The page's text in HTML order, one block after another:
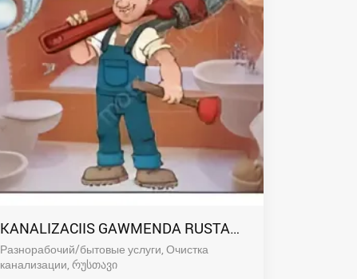
KANALIZACIIS GAWMENDA RUSTAVSHI - 591004680
Разнорабочий/бытовые услуги, Очистка
канализации რუსთავი